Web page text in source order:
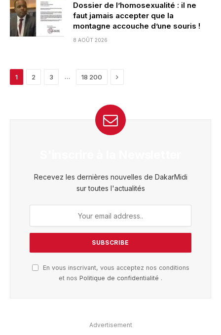
Dossier de l’homosexualité : il ne
faut jamais accepter que la
montagne accouche d’une souris !
8 AOÛT 2026
1 2 3 … 18 200 Next
Recevez les dernières nouvelles de DakarMidi
sur toutes l'actualités
En vous inscrivant, vous acceptez nos conditions
et nos Politique de confidentialité .
Advertisement